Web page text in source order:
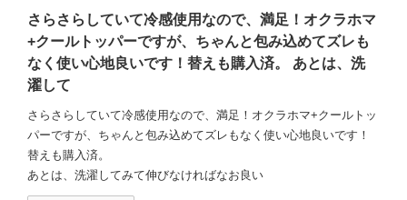
さらさらしていて冷感使用なので、満足！オクラホマ
+クールトッパーですが、ちゃんと包み込めてズレも
なく使い心地良いです！替えも購入済。 あとは、洗
濯して
さらさらしていて冷感使用なので、満足！オクラホマ+クールトッ
パーですが、ちゃんと包み込めてズレもなく使い心地良いです！
替えも購入済。
あとは、洗濯してみて伸びなければなお良い